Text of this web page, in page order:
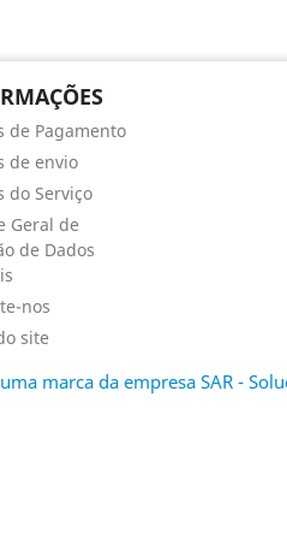
de Pagamento
de envio
do Serviço
Geral de
de Dados
nos
site
marca da empresa SAR -